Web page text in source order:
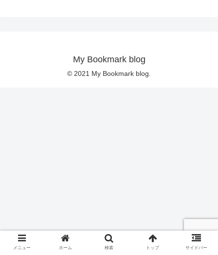
My Bookmark blog
© 2021 My Bookmark blog.
メニュー ホーム 検索 トップ サイドバー